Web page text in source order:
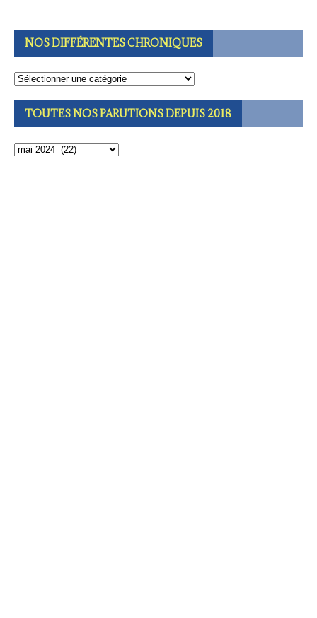
NOS DIFFÉRENTES CHRONIQUES
TOUTES NOS PARUTIONS DEPUIS 2018